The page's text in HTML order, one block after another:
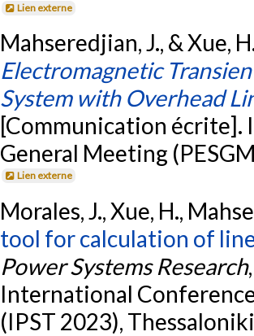
Lien externe
Mahseredjian, J., & Xue,
Electromagnetic
System with Overhead
[Communication écrite].
General Meeting
Lien externe
Morales, J., Xue, H.,
tool for calculation of
Power Systems Research
International
(IPST 2023),